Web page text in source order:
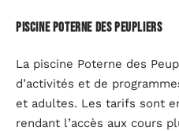
Piscine Poterne des Peupliers
La piscine Poterne des
d’activités et de
et adultes. Les tarifs sont
rendant l’accès aux cours